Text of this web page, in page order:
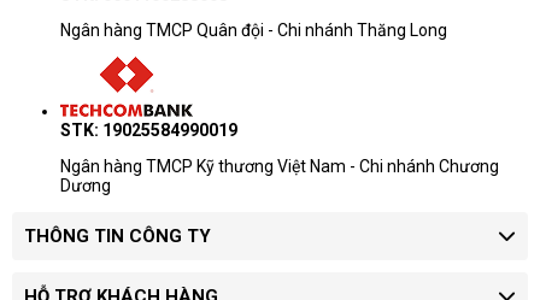
Ngân hàng TMCP Quân đội - Chi nhánh Thăng Long
STK: 19025584990019
Ngân hàng TMCP Kỹ thương Việt Nam - Chi nhánh Chương
Dương
THÔNG TIN CÔNG TY